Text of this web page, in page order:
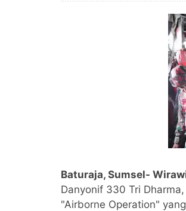
Baturaja, Sumsel-
Danyonif 330 Tri
"Airborne Operation"